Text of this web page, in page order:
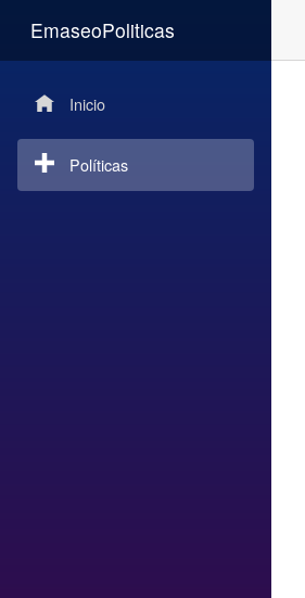
EmaseoPoliticas
Inicio
Políticas